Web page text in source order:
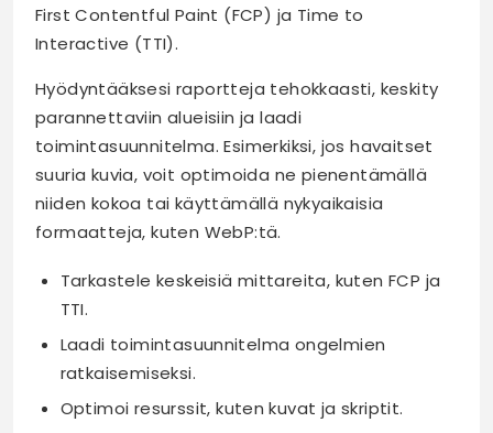
First Contentful Paint (FCP) ja Time to
Interactive (TTI).
Hyödyntääksesi raportteja tehokkaasti, keskity
parannettaviin alueisiin ja laadi
toimintasuunnitelma. Esimerkiksi, jos havaitset
suuria kuvia, voit optimoida ne pienentämällä
niiden kokoa tai käyttämällä nykyaikaisia
formaatteja, kuten WebP:tä.
Tarkastele keskeisiä mittareita, kuten FCP ja
TTI.
Laadi toimintasuunnitelma ongelmien
ratkaisemiseksi.
Optimoi resurssit, kuten kuvat ja skriptit.